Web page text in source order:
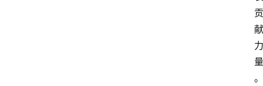
贡
献
力
量
。